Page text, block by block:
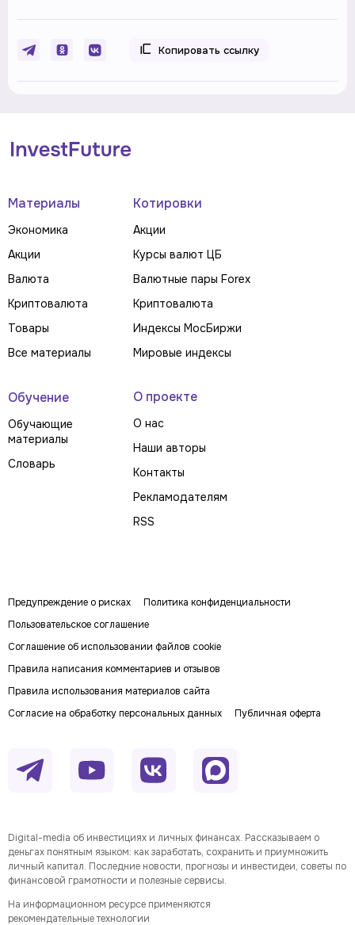
Копировать ссылку
Материалы
Экономика
Акции
Валюта
Криптовалюта
Товары
Все материалы
Котировки
Акции
Курсы валют ЦБ
Валютные пары Forex
Криптовалюта
Индексы МосБиржи
Мировые индексы
Обучение
Обучающие
материалы
Словарь
О проекте
О нас
Наши авторы
Контакты
Рекламодателям
RSS
Предупреждение о рисках
Политика конфиденциальности
Пользовательское соглашение
Соглашение об использовании файлов cookie
Правила написания комментариев и отзывов
Правила использования материалов сайта
Согласие на обработку персональных данных
Публичная оферта
Digital-media об инвестициях и личных финансах. Рассказываем о
деньгах понятным языком: как заработать, сохранить и приумножить
личный капитал. Последние новости, прогнозы и инвестидеи, советы по
финансовой грамотности и полезные сервисы.
На информационном ресурсе применяются
рекомендательные технологии